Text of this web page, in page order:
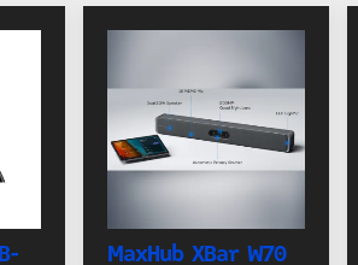
MaxHub XBar W70